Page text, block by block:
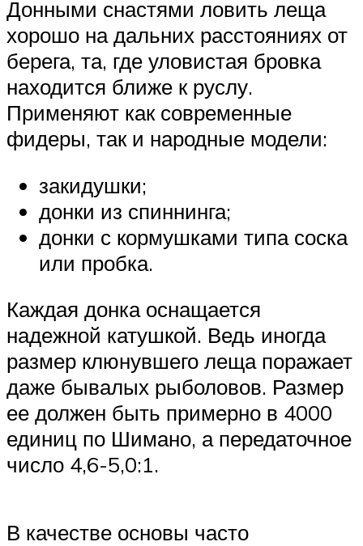
Донными снастями ловить леща
хорошо на дальних расстояниях от
берега, та, где уловистая бровка
находится ближе к руслу.
Применяют как современные
фидеры, так и народные модели:
закидушки;
донки из спиннинга;
донки с кормушками типа соска
или пробка.
Каждая донка оснащается
надежной катушкой. Ведь иногда
размер клюнувшего леща поражает
даже бывалых рыболовов. Размер
ее должен быть примерно в 4000
единиц по Шимано, а передаточное
число 4,6-5,0:1.
В качестве основы часто